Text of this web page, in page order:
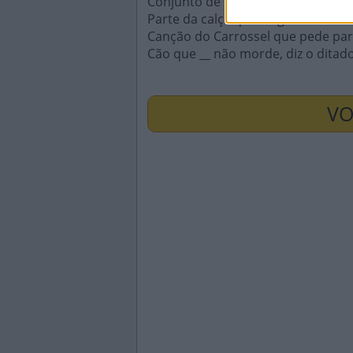
Parte da calça que cinge a cintura
Canção do Carrossel que pede
Cão que __ não morde, diz o